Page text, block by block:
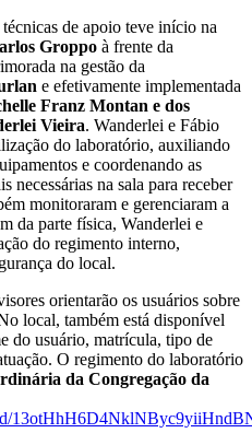
de apoio teve início na
Groppo à frente da
na gestão da
e efetivamente implementada
Franz Montan e dos
Vieira. Wanderlei e Fábio
do laboratório, auxiliando
e coordenando as
necessárias na sala para receber
monitoraram e gerenciaram a
da parte física, Wanderlei e
do regimento interno,
do local.
orientarão os usuários sobre
local, também está disponível
do usuário, matrícula, tipo de
O regimento do laboratório
da Congregação da
d/